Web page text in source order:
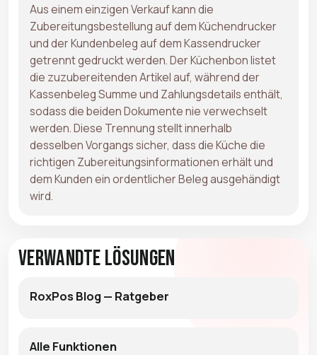
Aus einem einzigen Verkauf kann die
Zubereitungsbestellung auf dem Küchendrucker
und der Kundenbeleg auf dem Kassendrucker
getrennt gedruckt werden. Der Küchenbon listet
die zuzubereitenden Artikel auf, während der
Kassenbeleg Summe und Zahlungsdetails enthält,
sodass die beiden Dokumente nie verwechselt
werden. Diese Trennung stellt innerhalb
desselben Vorgangs sicher, dass die Küche die
richtigen Zubereitungsinformationen erhält und
dem Kunden ein ordentlicher Beleg ausgehändigt
wird.
Verwandte Lösungen
RoxPos Blog — Ratgeber
Alle Funktionen